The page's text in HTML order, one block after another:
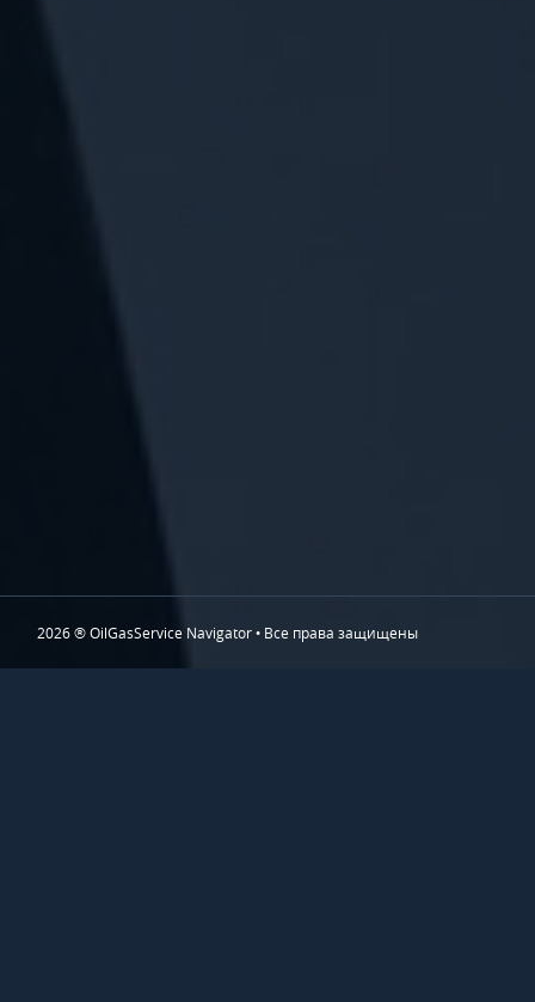
2026 ® OilGasService Navigator • Все права защищены